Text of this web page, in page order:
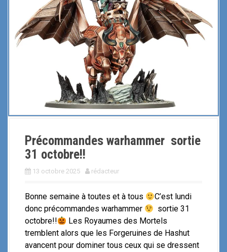
Précommandes warhammer sortie
31 octobre!!
13 octobre 2025 rédacteur
Bonne semaine à toutes et à tous
C’est lundi
donc précommandes warhammer
sortie 31
octobre!!
Les Royaumes des Mortels
tremblent alors que les Forgeruines de Hashut
avancent pour dominer tous ceux qui se dressent